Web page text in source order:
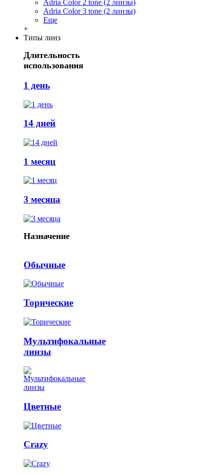
Adria Сolor 2 tone (2 линзы)
Adria Сolor 3 tone (2 линзы)
Еще
+
Типы линз
Длительность
использования
1 день
14 дней
1 месяц
3 месяца
Назначение
Обычные
Торические
Мультифокальные
линзы
Цветные
Crazy